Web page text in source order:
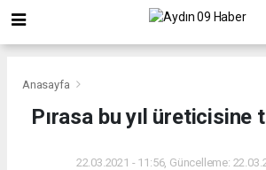
Anasayfa
Pırasa bu yıl üreticisine
22.03.2021 - 11:56, Güncelleme: